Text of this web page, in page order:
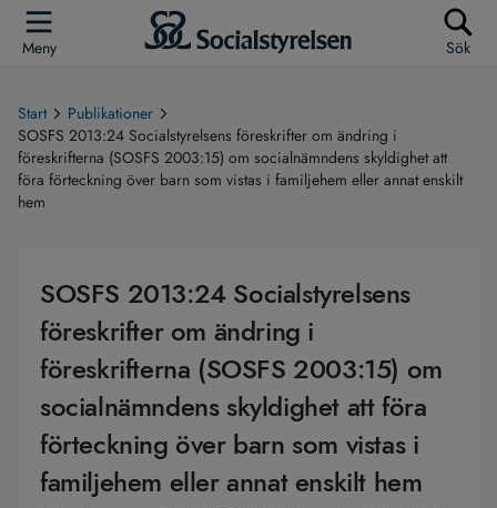
Meny Sök
Start
Publikationer
SOSFS 2013:24 Socialstyrelsens föreskrifter om ändring i
föreskrifterna (SOSFS 2003:15) om socialnämndens skyldighet att
föra förteckning över barn som vistas i familjehem eller annat enskilt
hem
SOSFS 2013:24 Socialstyrelsens
föreskrifter om ändring i
föreskrifterna (SOSFS 2003:15) om
socialnämndens skyldighet att föra
förteckning över barn som vistas i
familjehem eller annat enskilt hem